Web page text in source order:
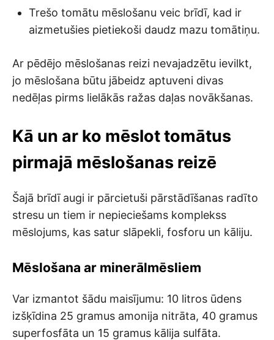
Trešo tomātu mēslošanu veic brīdī, kad ir
aizmetušies pietiekoši daudz mazu tomātiņu.
Ar pēdējo mēslošanas reizi nevajadzētu ievilkt,
jo mēslošana būtu jābeidz aptuveni divas
nedēļas pirms lielākās ražas daļas novākšanas.
Kā un ar ko mēslot tomātus
pirmajā mēslošanas reizē
Šajā brīdī augi ir pārcietuši pārstādīšanas radīto
stresu un tiem ir nepieciešams komplekss
mēslojums, kas satur slāpekli, fosforu un kāliju.
Mēslošana ar minerālmēsliem
Var izmantot šādu maisījumu: 10 litros ūdens
izšķīdina 25 gramus amonija nitrāta, 40 gramus
superfosfāta un 15 gramus kālija sulfāta.